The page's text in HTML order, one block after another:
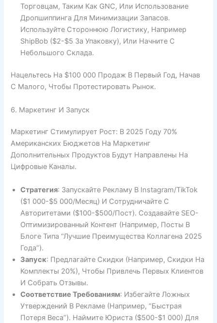
Торговцам, Таким Как GNC, Или Использование
Дропшиппинга Для Минимизации Запасов.
Используйте Стороннюю Логистику, Например
ShipBob ($2-$5 За Упаковку), Или Начните С
Небольшого Склада.
Нацельтесь На $100 000 Продаж В Первый Год, Начав
С Малого, Чтобы Протестировать Рынок.
6. Маркетинг И Запуск
Маркетинг Стимулирует Рост: В 2025 Году 70%
Американских Бюджетов На Маркетинг
Дополнительных Продуктов Будут Направлены На
Цифровые Каналы.
Стратегия: Запускайте Рекламу В Instagram/TikTok
($1 000-$5 000/месяц) И Сотрудничайте С
Авторитетами ($100-$500/пост). Создавайте SEO-
Оптимизированный Контент (например, Посты В
Блоге Типа “Лучшие Преимущества Коллагена 2025
Года”).
Запуск: Предлагайте Скидки (например, Скидки На
Комплекты 20%), Чтобы Привлечь Первых Клиентов
И Собрать Отзывы.
Соответствие Требованиям: Избегайте Ложных
Утверждений В Рекламе (например, “быстрая
Потеря Веса”). Наймите Юриста ($500-$1 000) Для